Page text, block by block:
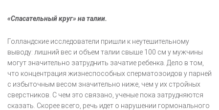
«Спасательный круг» на талии.
Голландские исследователи пришли к неутешительному
выводу: лишний вес и объем талии свыше 100 см у мужчины
могут значительно затруднить зачатие ребенка. Дело в том,
что концентрация жизнеспособных сперматозоидов у парней
с избыточным весом значительно ниже, чем у их стройных
сверстников. С чем это связано, ученые пока затрудняются
сказать. Скорее всего, речь идет о нарушении гормонального